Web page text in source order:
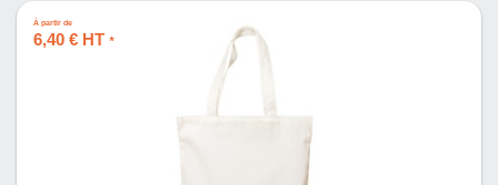
À partir de
6,40 € HT *